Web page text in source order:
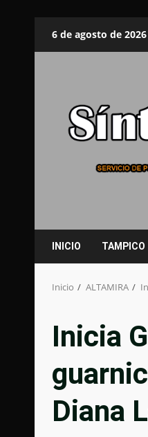
6 de agosto de 2026
INICIO TAMPICO
Inicio ALTAMIRA
Inicia
Diana